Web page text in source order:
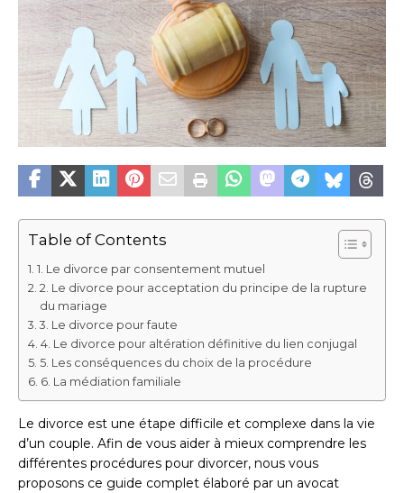
Table of Contents
1. Le divorce par consentement mutuel
2. Le divorce pour acceptation du principe de la rupture
du mariage
3. Le divorce pour faute
4. Le divorce pour altération définitive du lien conjugal
5. Les conséquences du choix de la procédure
6. La médiation familiale
Le divorce est une étape difficile et complexe dans la vie
d’un couple. Afin de vous aider à mieux comprendre les
différentes procédures pour divorcer, nous vous
proposons ce guide complet élaboré par un avocat